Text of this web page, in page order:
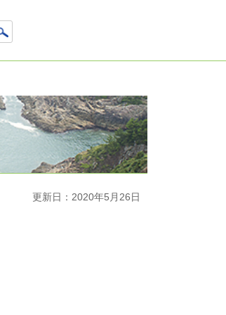
更新日：2020年5月26日